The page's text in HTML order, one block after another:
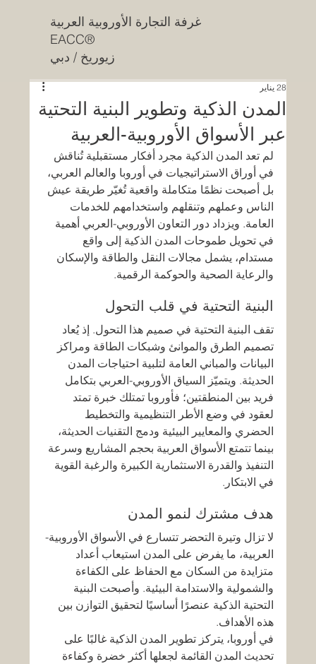
غرفة التجارة الأوروبية العربية
EACC®
زيوريخ / دبي
المدن الذكية وتطوير البنية التحتية
عبر الأسواق الأوروبية-العربية
28 يناير
لم تعد المدن الذكية مجرد أفكار مستقبلية تُناقش
في أوراق الاستراتيجيات في أوروبا والعالم العربي،
بل أصبحت نظمًا متكاملة واقعية تُغيّر طريقة عيش
الناس وعملهم وتنقلهم واستخدامهم للخدمات
العامة. ويزداد دور التعاون الأوروبي-العربي أهمية
في تحويل طموحات المدن الذكية إلى واقع
مستدام، يشمل مجالات النقل والطاقة والإسكان
والرعاية الصحية والحوكمة الرقمية.
البنية التحتية في قلب التحول
تقف البنية التحتية في صميم هذا التحول. إذ يُعاد
تصميم الطرق والموانئ وشبكات الطاقة ومراكز
البيانات والمباني العامة لتلبية احتياجات المدن
الحديثة. ويتميّز السياق الأوروبي-العربي بتكامل
فريد بين المنطقتين؛ فأوروبا تمتلك خبرة تمتد
لعقود في وضع الأطر التنظيمية والتخطيط
الحضري والمعايير البيئية ودمج التقنيات الحديثة،
بينما تتمتع الأسواق العربية بحجم المشاريع وسرعة
التنفيذ والقدرة الاستثمارية الكبيرة والرغبة القوية
في الابتكار.
هدف مشترك لنمو المدن
لا تزال وتيرة التحضر تتسارع في الأسواق الأوروبية-
العربية، ما يفرض على المدن استيعاب أعداد
متزايدة من السكان مع الحفاظ على الكفاءة
والشمولية والاستدامة البيئية. وأصبحت البنية
التحتية الذكية عنصرًا أساسيًا لتحقيق التوازن بين
هذه الأهداف.
في أوروبا، يتركز تطوير المدن الذكية غالبًا على
تحديث المدن القائمة لجعلها أكثر خضرة وكفاءة